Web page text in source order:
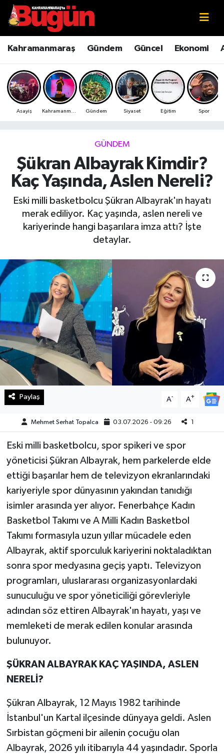
Kahramanmaraş Gündem Güncel Ekonomi
Asayiş Gündem Siyaset Eğitim Spor
GÜNDEM
Şükran Albayrak Kimdir?
Kaç Yaşında, Aslen Nereli?
Eski milli basketbolcu Şükran Albayrak'ın hayatı
merak ediliyor. Kaç yaşında, aslen nereli ve
kariyerinde hangi başarılara imza attı? İşte
detaylar.
Paylaş A- A+
Mehmet Serhat Topalca 03.07.2026 - 09:26 1
Eski milli basketbolcu, spor spikeri ve spor
yöneticisi Şükran Albayrak, hem parkelerde elde
ettiği başarılar hem de televizyon ekranlarındaki
kariyeriyle spor dünyasının yakından tanıdığı
isimler arasında yer alıyor. Fenerbahçe Kadın
Basketbol Takımı ve A Milli Kadın Basketbol
Takımı formasıyla uzun yıllar mücadele eden
Albayrak, aktif sporculuk kariyerini noktaladıktan
sonra spor medyasına geçiş yaptı. Televizyon
programları, uluslararası organizasyonlardaki
sunuculuğu ve spor yöneticiliği görevleriyle
adından söz ettiren Albayrak'ın hayatı, yaşı ve
memleketi de merak edilen konular arasında
bulunuyor.
ŞÜKRAN ALBAYRAK KAÇ YAŞINDA, ASLEN
NERELİ?
Şükran Albayrak, 12 Mayıs 1982 tarihinde
İstanbul'un Kartal ilçesinde dünyaya geldi. Aslen
Sırbistan göçmeni bir ailenin çocuğu olan
Albayrak, 2026 yılı itibarıyla 44 yaşındadır. Sporla
Kahramanmaraş
Kahramanmaraş Sokak Röportajları
Bilim ve Teknoloji
Çevre
Ekonomi
Genel
Güncel
Kültür Sanat
Magazin
Manşet Altı
Manşetler
Resmi İlan
Sağlık
Spor
SürManşet
Teknoloji
Yaşam
KAHRAMANMARAŞ
Kahramanmaraş Nöbetçi Eczaneler
Kahramanmaraş Hava Durumu
Kahramanmaraş Namaz Vakitleri
Kahramanmaraş Trafik Yoğunluk Haritası
Süper Lig Puan Durumu ve Fikstür
Tüm Manşetler
Son Dakika Haberleri
Haber Arşivi